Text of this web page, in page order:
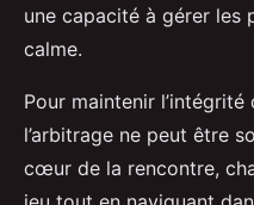
une capacité à gérer les
calme.
Pour maintenir
l’arbitrage ne peut être
cœur de la rencontre,